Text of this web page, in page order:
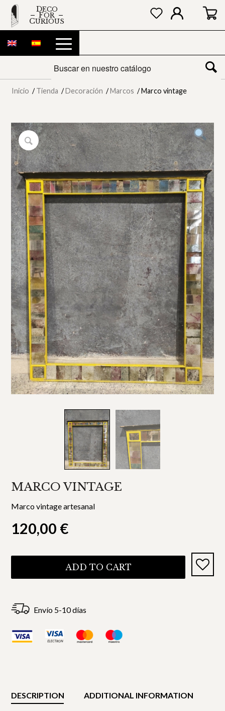
DECO
FOR
CURIOUS
Inicio / Tienda / Decoración / Marcos / Marco vintage
MARCO VINTAGE
Marco vintage artesanal
120,00 €
ADD TO CART
Envío 5-10 días
DESCRIPTION ADDITIONAL INFORMATION